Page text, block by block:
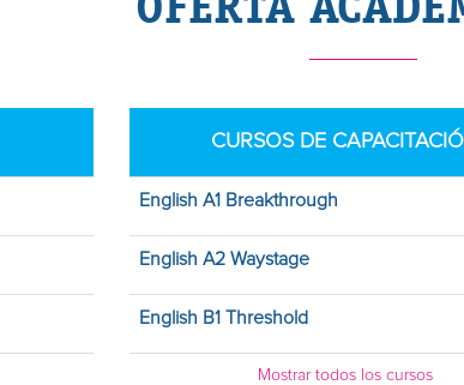
CURSOS DE
English A1 Breakthrough
English A2 Waystage
English B1 Threshold
Mostrar todos los cursos